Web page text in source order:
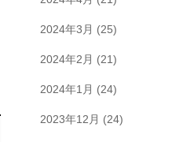
2024年3月 (25)
2024年2月 (21)
2024年1月 (24)
2023年12月 (24)